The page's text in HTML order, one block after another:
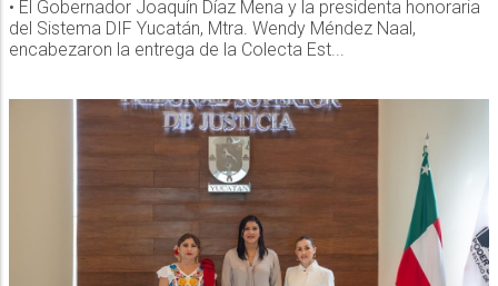
• El Gobernador Joaquín Díaz Mena y la presidenta honoraria
del Sistema DIF Yucatán, Mtra. Wendy Méndez Naal,
encabezaron la entrega de la Colecta Est...